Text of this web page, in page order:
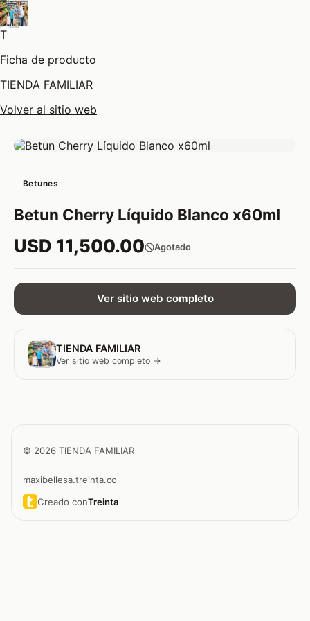
T
Ficha de producto
TIENDA FAMILIAR
Volver al sitio web
Betunes
Betun Cherry Líquido Blanco x60ml
USD 11,500.00 Agotado
Ver sitio web completo
TIENDA FAMILIAR
Ver sitio web completo →
© 2026 TIENDA FAMILIAR
maxibellesa.treinta.co
Creado conTreinta